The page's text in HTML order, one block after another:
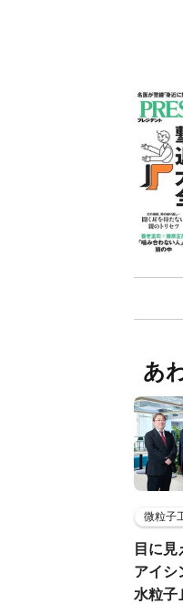
あ
微粒子
目に
アイシ
水粒子